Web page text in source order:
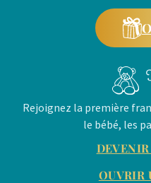
Rejoignez la première
le bébé, les
OUVRIR